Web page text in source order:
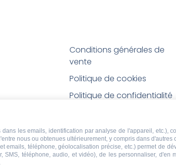
Conditions générales de
vente
Politique de cookies
Politique de confidentialité
Conditions de retour et de
remboursement
Droit de rétractation
les emails, identification par analyse de l'appareil, etc.),
nous ou obtenues ultérieurement, y compris dans d'autres
emails, téléphone, géolocalisation précise, etc.) permet de
téléphone, audio, et vidéo), de les personnaliser, d'en